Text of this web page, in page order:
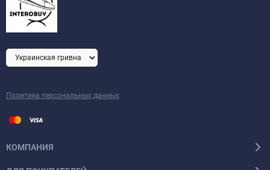
Политика персональных данных
КОМПАНИЯ